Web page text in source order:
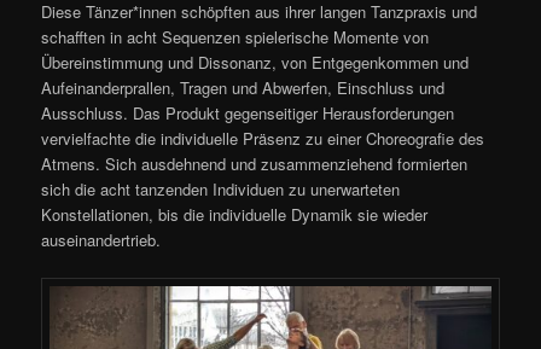
Diese Tänzer*innen schöpften aus ihrer langen Tanzpraxis und
schafften in acht Sequenzen spielerische Momente von
Übereinstimmung und Dissonanz, von Entgegenkommen und
Aufeinanderprallen, Tragen und Abwerfen, Einschluss und
Ausschluss. Das Produkt gegenseitiger Herausforderungen
vervielfachte die individuelle Präsenz zu einer Choreografie des
Atmens. Sich ausdehnend und zusammenziehend formierten
sich die acht tanzenden Individuen zu unerwarteten
Konstellationen, bis die individuelle Dynamik sie wieder
auseinandertrieb.